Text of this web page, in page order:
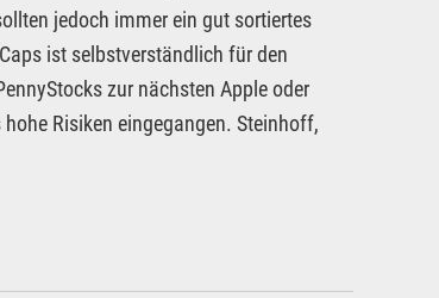
jedoch immer ein gut sortiertes
ist selbstverständlich für den
zur nächsten Apple oder
Risiken eingegangen. Steinhoff,